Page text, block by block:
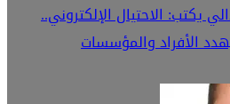
يكتب: الاحتيال الإلكتروني..
الأفراد والمؤسسات